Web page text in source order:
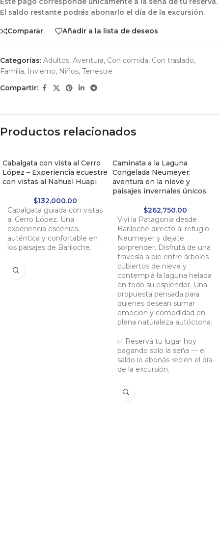
El saldo restante podrás abonarlo el día de la excursión.
Comparar Añadir a la lista de deseos
Categorías: Adultos, Aventura, Con comida, Con traslado,
Familia, Invierno, Niños, Terrestre
Compartir:
Productos relacionados
Cabalgata con vista al Cerro
López – Experiencia ecuestre
con vistas al Nahuel Huapi
$132,000.00
Cabalgata guiada con vistas
al Cerro López. Una
experiencia escénica,
auténtica y confortable en
los paisajes de Bariloche.
Caminata a la Laguna
Congelada Neumeyer:
aventura en la nieve y
paisajes invernales únicos
$262,750.00
Viví la Patagonia desde
Bariloche directo al refugio
Neumeyer y dejate
sorprender. Disfrutá de una
travesía a pie entre árboles
cubiertos de nieve y
contemplá la laguna helada
en todo su esplendor. Una
propuesta pensada para
quienes desean sumar
emoción y comodidad en
plena naturaleza autóctona.
✅ Reservá tu lugar hoy
pagando solo la seña — el
saldo lo abonás recién el día
de la excursión.